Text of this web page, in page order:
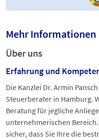
Mehr Informationen
Über uns
Erfahrung und
Die Kanzlei Dr. Armin
Steuerberater in Hamburg.
Beratung für jegliche
unternehmerischen
sicher, dass Sie Ihre die